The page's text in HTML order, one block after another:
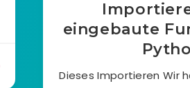
eingebaute
Dieses Importieren Wir